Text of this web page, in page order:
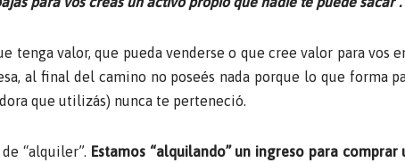
tenga valor, que pueda venderse o que cree valor para vos
al final del camino no poseés nada porque lo que forma
que utilizás) nunca te perteneció.
“alquiler”. Estamos “alquilando” un ingreso para comprar